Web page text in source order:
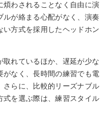
煩わされることなく自由に演
が絡まる心配がなく、演奏
い方式を採用したヘッドホン
れているほか、遅延が少な
がなく、長時間の練習でも電
さらに、比較的リーズナブル
式を選ぶ際は、練習スタイル